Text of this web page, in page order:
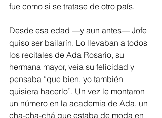
fue como si se tratase de otro país.
Desde esa edad —y aun antes— Jofe
quiso ser bailarín. Lo llevaban a todos
los recitales de Ada Rosario, su
hermana mayor, veía su felicidad y
pensaba “que bien, yo también
quisiera hacerlo”. Un vez le montaron
un número en la academia de Ada, un
cha-cha-chá que estaba de moda en